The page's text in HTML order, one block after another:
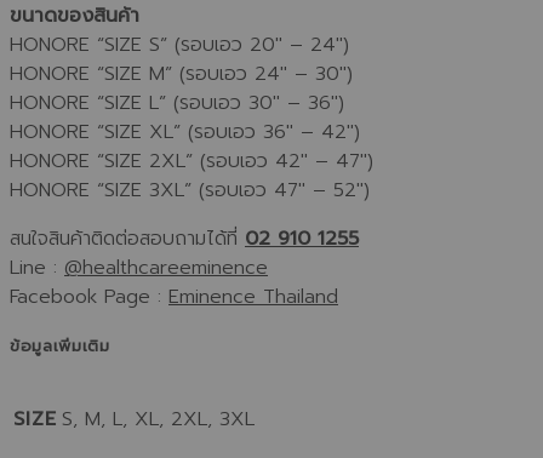
ขนาดของสินค้า
HONORE “SIZE S” (รอบเอว 20″ – 24″)
HONORE “SIZE M” (รอบเอว 24″ – 30″)
HONORE “SIZE L” (รอบเอว 30″ – 36″)
HONORE “SIZE XL” (รอบเอว 36″ – 42″)
HONORE “SIZE 2XL” (รอบเอว 42″ – 47″)
HONORE “SIZE 3XL” (รอบเอว 47″ – 52″)
สนใจสินค้าติดต่อสอบถามได้ที่ 02 910 1255
Line : @healthcareeminence
Facebook Page : Eminence Thailand
ข้อมูลเพิ่มเติม
SIZE S, M, L, XL, 2XL, 3XL